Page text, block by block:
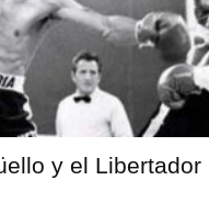
y el Libertador